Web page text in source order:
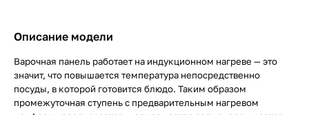
Описание модели
Варочная панель работает на индукционном нагреве — это
значит, что повышается температура непосредственно
посуды, в которой готовится блюдо. Таким образом
промежуточная ступень с предварительным нагревом